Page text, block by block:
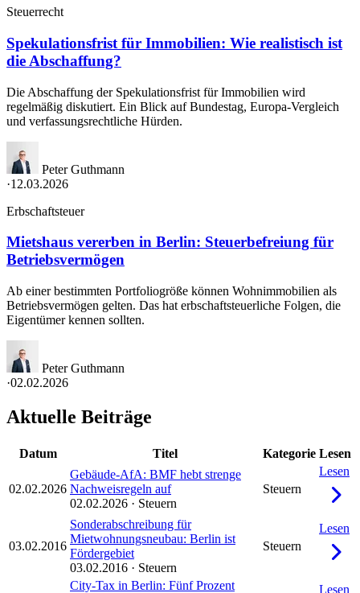
Steuerrecht
Spekulationsfrist für Immobilien: Wie realistisch ist
die Abschaffung?
Die Abschaffung der Spekulationsfrist für Immobilien wird
regelmäßig diskutiert. Ein Blick auf Bundestag, Europa-Vergleich
und verfassungsrechtliche Hürden.
Peter Guthmann
·12.03.2026
Erbschaftsteuer
Mietshaus vererben in Berlin: Steuerbefreiung für
Betriebsvermögen
Ab einer bestimmten Portfoliogröße können Wohnimmobilien als
Betriebsvermögen gelten. Das hat erbschaftsteuerliche Folgen, die
Eigentümer kennen sollten.
Peter Guthmann
·02.02.2026
Aktuelle Beiträge
Datum Titel Kategorie Lesen
02.02.2026
Gebäude-AfA: BMF hebt strenge
Nachweisregeln auf
02.02.2026 · Steuern
Steuern
Lesen
03.02.2016
Sonderabschreibung für
Mietwohnungsneubau: Berlin ist
Fördergebiet
03.02.2016 · Steuern
Steuern
Lesen
City-Tax in Berlin: Fünf Prozent
Lesen